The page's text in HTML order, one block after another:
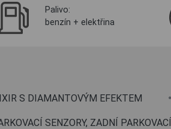
Palivo:
benzín + elektřina
S DIAMANTOVÝM EFEKTEM
SENZORY, ZADNÍ